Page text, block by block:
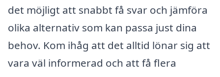
det möjligt att snabbt få svar och jämföra
olika alternativ som kan passa just dina
behov. Kom ihåg att det alltid lönar sig att
vara väl informerad och att få flera